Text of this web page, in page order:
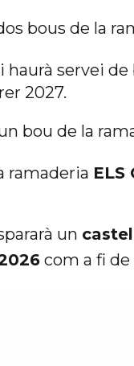
bous de la
haurà servei
2027.
bou de la
ramaderia ELS
un
com a fi